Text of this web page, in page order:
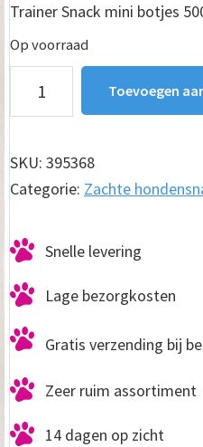
Trainer Snack mini botjes
Op voorraad
Snack
botjes
500
aantal
Toevoegen
SKU: 395368
Categorie: Zachte
Snelle levering
Lage bezorgkosten
Gratis verzending bij
Zeer ruim assortiment
14 dagen op zicht